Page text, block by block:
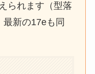
られます（型落
新の17eも同